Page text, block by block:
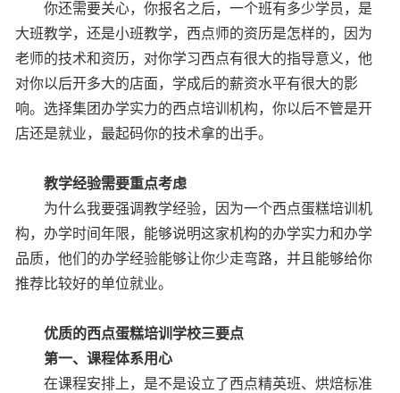
你还需要关心，你报名之后，一个班有多少学员，是
大班教学，还是小班教学，西点师的资历是怎样的，因为
老师的技术和资历，对你学习西点有很大的指导意义，他
对你以后开多大的店面，学成后的薪资水平有很大的影
响。选择集团办学实力的西点培训机构，你以后不管是开
店还是就业，最起码你的技术拿的出手。
教学经验需要重点考虑
为什么我要强调教学经验，因为一个西点蛋糕培训机
构，办学时间年限，能够说明这家机构的办学实力和办学
品质，他们的办学经验能够让你少走弯路，并且能够给你
推荐比较好的单位就业。
优质的西点蛋糕培训学校三要点
第一、课程体系用心
在课程安排上，是不是设立了西点精英班、烘焙标准